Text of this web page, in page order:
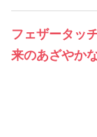
フェザータッ
来のあざやか